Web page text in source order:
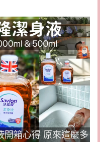
開箱心得 原來這麼多